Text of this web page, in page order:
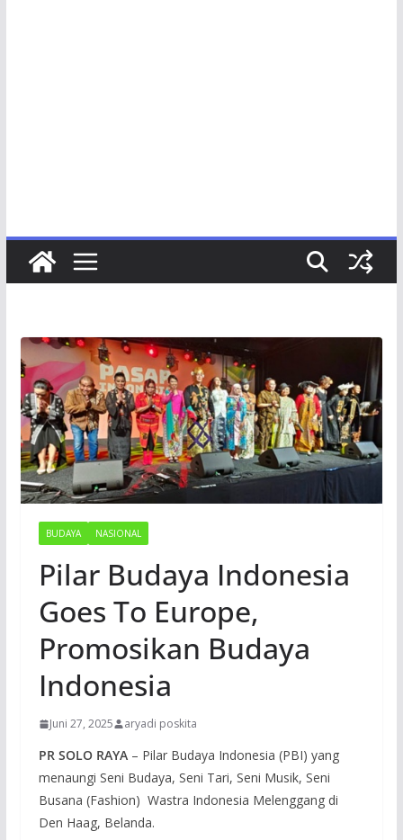
BUDAYA NASIONAL
Pilar Budaya Indonesia
Goes To Europe,
Promosikan Budaya
Indonesia
Juni 27, 2025 aryadi poskita
PR SOLO RAYA– Pilar Budaya Indonesia (PBI) yang
menaungi Seni Budaya, Seni Tari, Seni Musik, Seni
Busana (Fashion) Wastra Indonesia Melenggang di
Den Haag, Belanda.